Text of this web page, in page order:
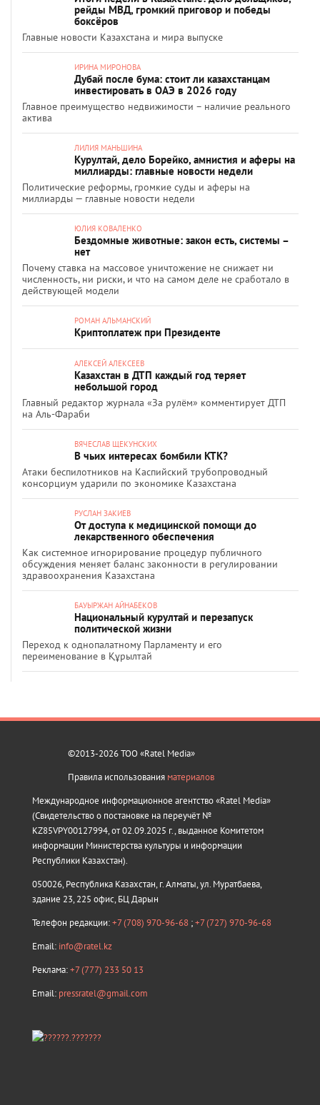
рейды МВД, громкий приговор и победы
боксёров
Главные новости Казахстана и мира выпуске
ИРИНА МИРОНОВА
Дубай после бума: стоит ли казахстанцам
инвестировать в ОАЭ в 2026 году
Главное преимущество недвижимости – наличие реального
актива
ЛИЛИЯ МАНЬШИНА
Курултай, дело Борейко, амнистия и аферы на
миллиарды: главные новости недели
Политические реформы, громкие суды и аферы на
миллиарды — главные новости недели
ЮЛИЯ КОВАЛЕНКО
Бездомные животные: закон есть, системы –
нет
Почему ставка на массовое уничтожение не снижает ни
численность, ни риски, и что на самом деле не сработало в
действующей модели
РОМАН АЛЬМАНСКИЙ
Криптоплатеж при Президенте
АЛЕКСЕЙ АЛЕКСЕЕВ
Казахстан в ДТП каждый год теряет
небольшой город
Главный редактор журнала «За рулём» комментирует ДТП
на Аль-Фараби
ВЯЧЕСЛАВ ЩЕКУНСКИХ
В чьих интересах бомбили КТК?
Атаки беспилотников на Каспийский трубопроводный
консорциум ударили по экономике Казахстана
РУСЛАН ЗАКИЕВ
От доступа к медицинской помощи до
лекарственного обеспечения
Как системное игнорирование процедур публичного
обсуждения меняет баланс законности в регулировании
здравоохранения Казахстана
БАУЫРЖАН АЙНАБЕКОВ
Национальный курултай и перезапуск
политической жизни
Переход к однопалатному Парламенту и его
переименование в Құрылтай
©2013-2026 ТОО «Ratel Media»
Правила использования материалов
Международное информационное агентство «Ratel Media»
(Свидетельство о постановке на переучёт №
KZ85VPY00127994, от 02.09.2025 г., выданное Комитетом
информации Министерства культуры и информации
Республики Казахстан).
050026, Республика Казахстан, г. Алматы, ул. Муратбаева,
здание 23, 225 офис, БЦ Дарын
Телефон редакции:+7 (708) 970-96-68 ;+7 (727) 970-96-68
Email: info@ratel.kz
Реклама:+7 (777) 233 50 13
Email: pressratel@gmail.com